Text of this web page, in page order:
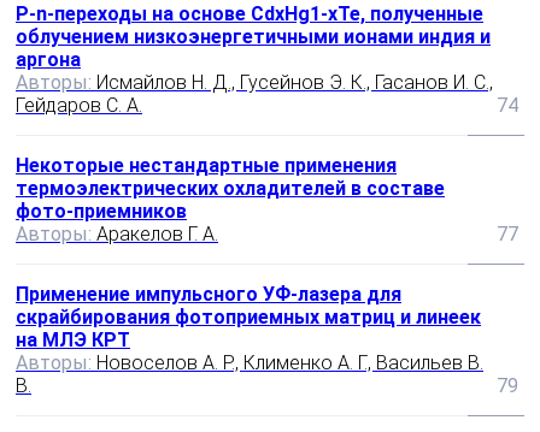
P-n-пeреходы на основе CdxHg1-xTe, полученные
облучением низкоэнергетичными ионами индия и
аргона
Авторы: Исмайлов Н. Д., Гусейнов Э. К., Гасанов И. С.,
Гейдаров С. А.
74
Некоторые нестандартные применения
термоэлектрических охладителей в составе
фото-приемников
Авторы: Аракелов Г. А. 77
Применение импульсного УФ-лазера для
скрайбирования фотоприемных матриц и линеек
на МЛЭ КРТ
Авторы: Новоселов А. Р., Клименко А. Г., Васильев В.
В.
79